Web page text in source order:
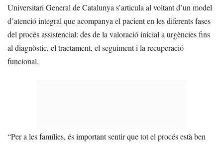
Universitari General de Catalunya s’articula al voltant d’un model
d’atenció integral que acompanya el pacient en les diferents fases
del procés assistencial: des de la valoració inicial a urgències fins
al diagnòstic, el tractament, el seguiment i la recuperació
funcional.
“Per a les famílies, és important sentir que tot el procés està ben